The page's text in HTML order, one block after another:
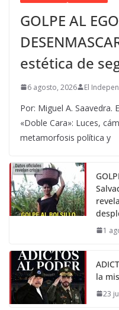
GOLPE AL
estética de
6 agosto, 2026 El
Por: Miguel A. Saavedra.
«Doble Cara»: Luces,
metamorfosis política y
1
la
23